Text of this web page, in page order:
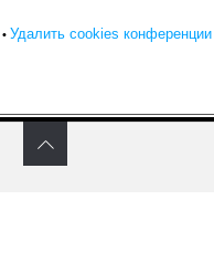
• Удалить cookies конференции